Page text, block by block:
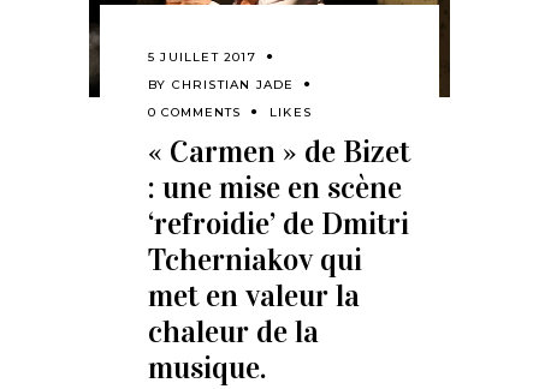
5 JUILLET 2017
BY CHRISTIAN JADE
0 COMMENTS
LIKES
« Carmen » de Bizet
: une mise en scène
‘refroidie’ de Dmitri
Tcherniakov qui
met en valeur la
chaleur de la
musique.